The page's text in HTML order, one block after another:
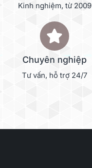
Kinh nghiệm, từ 2009
Chuyên nghiệp
Tư vấn, hỗ trợ 24/7